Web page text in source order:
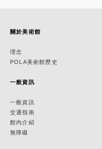
關於美術館
理念
POLA美術館歷史
一般資訊
一般資訊
交通指南
館內介紹
無障礙